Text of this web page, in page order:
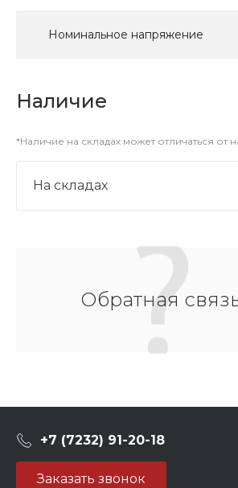
Номинальное напряжение
Наличие
*Наличие на складах может отличаться
На складах
Обратная
+7 (7232) 91-20-18
Заказать звонок